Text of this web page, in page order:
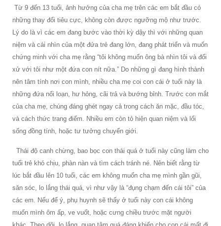
Từ 9 đến 13 tuổi, ảnh hưởng của cha mẹ trên các em bắt đầu có
những thay đổi tiêu cực, không còn được ngưỡng mộ như trước.
Lý do là vì các em đang bước vào thời kỳ dậy thì với những quan
niệm và cái nhìn của một đứa trẻ đang lớn, đang phát triển và muốn
chứng minh với cha mẹ rằng “tôi không muốn ông bà nhìn tôi và đối
xử với tôi như một đứa con nít nữa.” Do những gì đang hình thành
nên tâm tính nơi con mình, nhiều cha mẹ coi con cái ở tuổi này là
những đứa nổi loạn, hư hỏng, cãi trả và bướng bỉnh. Trước con mắt
của cha mẹ, chúng đáng ghét ngay cả trong cách ăn mặc, đầu tóc,
và cách thức trang điểm. Nhiều em còn tỏ hiện quan niệm và lối
sống đồng tính, hoặc tư tưởng chuyển giới.
Thái độ canh chừng, bao bọc con thái quá ở tuổi này cũng làm cho
tuổi trẻ khó chịu, phàn nàn và tìm cách tránh né. Nên biết rằng từ
lúc bắt đầu lên 10 tuổi, các em không muốn cha mẹ mình gần gũi,
săn sóc, lo lắng thái quá, vì như vậy là “đụng chạm đến cái tôi” của
các em. Nếu để ý, phụ huynh sẽ thấy ở tuổi này con cái không
muốn mình ôm ấp, ve vuốt, hoặc cưng chiều trước mặt người